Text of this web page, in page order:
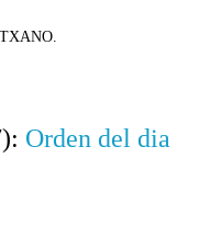
Orden del dia